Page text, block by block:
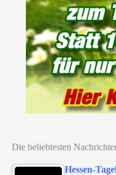
Die beliebtesten
Hessen-